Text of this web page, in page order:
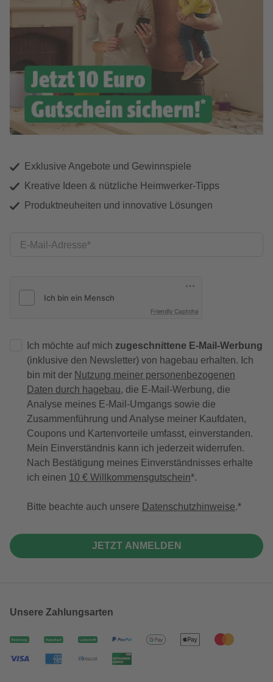
Exklusive Angebote und Gewinnspiele
Kreative Ideen & nützliche Heimwerker-Tipps
Produktneuheiten und innovative Lösungen
E-Mail-Adresse
Friendly Captcha
Ich möchte auf mich zugeschnittene E-Mail-Werbung
(inklusive den Newsletter) von hagebau erhalten. Ich
bin mit der Nutzung meiner personenbezogenen
Daten durch hagebau, die E-Mail-Werbung, die
Analyse meines E-Mail-Umgangs sowie die
Zusammenführung und Analyse meiner Kaufdaten,
Coupons und Kartenvorteile umfasst, einverstanden.
Mein Einverständnis kann ich jederzeit widerrufen.
Nach Bestätigung meines Einverständnisses erhalte
ich einen 10 € Willkommensgutschein*.
Bitte beachte auch unsere Datenschutzhinweise.
JETZT ANMELDEN
Unsere Zahlungsarten